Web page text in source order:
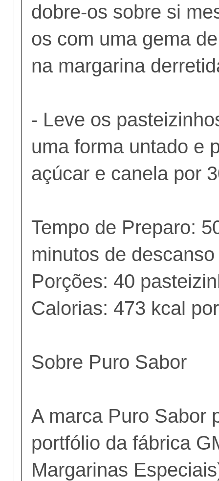
dobre-os sobre si
os com uma gema
na margarina
- Leve os
uma forma untado e
açúcar e canela por
Tempo de Preparo:
minutos de
Porções: 40
Calorias: 473 kcal
Sobre Puro Sabor
A marca Puro Sabor
portfólio da fábrica
Margarinas